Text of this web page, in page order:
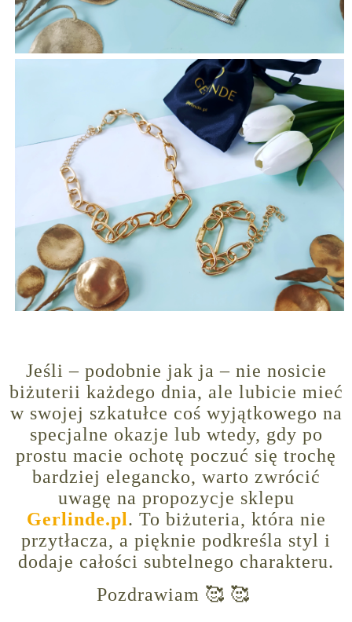
Jeśli – podobnie jak ja – nie nosicie
biżuterii każdego dnia, ale lubicie mieć
w swojej szkatułce coś wyjątkowego na
specjalne okazje lub wtedy, gdy po
prostu macie ochotę poczuć się trochę
bardziej elegancko, warto zwrócić
uwagę na propozycje sklepu
Gerlinde.pl. To biżuteria, która nie
przytłacza, a pięknie podkreśla styl i
dodaje całości subtelnego charakteru.
Pozdrawiam 🥰 🥰